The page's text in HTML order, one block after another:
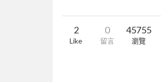
2
Like
0
留言
45755
瀏覽